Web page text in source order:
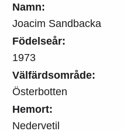
Namn:
Joacim Sandbacka
Födelseår:
1973
Välfärdsområde:
Österbotten
Hemort:
Nedervetil